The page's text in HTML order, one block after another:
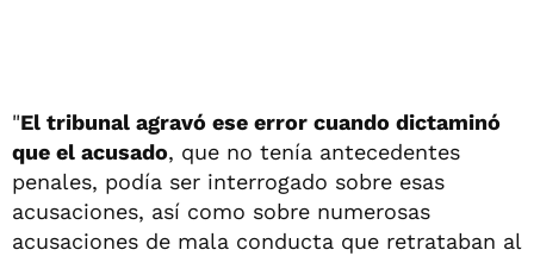
"El tribunal agravó ese error cuando dictaminó
que el acusado, que no tenía antecedentes
penales, podía ser interrogado sobre esas
acusaciones, así como sobre numerosas
acusaciones de mala conducta que retrataban al